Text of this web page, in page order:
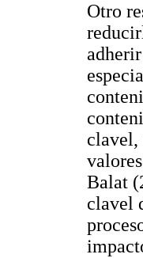
Otro
clavel,
Balat
clavel